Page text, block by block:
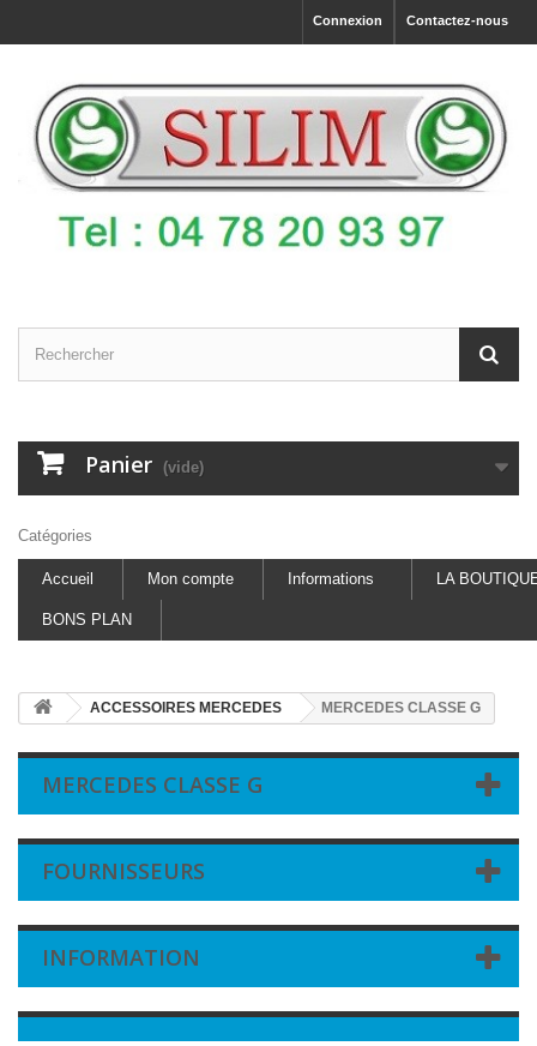
Contactez-nous
Connexion
Panier (vide)
Catégories
Accueil Mon compte Informations LA
BONS PLAN
ACCESSOIRES MERCEDES MERCEDES CLASSE G
MERCEDES CLASSE G
FOURNISSEURS
INFORMATION